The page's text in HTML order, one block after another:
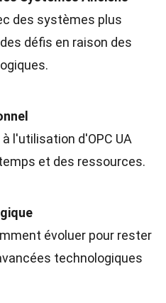
des systèmes plus
défis en raison des
l'utilisation d'OPC UA
et des ressources.
évoluer pour rester
technologiques